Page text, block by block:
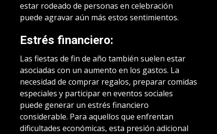
estar rodeado de personas en celebración
puede agravar aún más estos sentimientos.
Estrés financiero:
Las fiestas de fin de año también suelen estar
asociadas con un aumento en los gastos. La
necesidad de comprar regalos, preparar comidas
especiales y participar en eventos sociales
puede generar un estrés financiero
considerable. Para aquellos que enfrentan
dificultades económicas, esta presión adicional